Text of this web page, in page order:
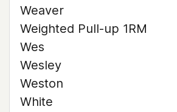
Weaver
Weighted Pull-up 1RM
Wes
Wesley
Weston
White